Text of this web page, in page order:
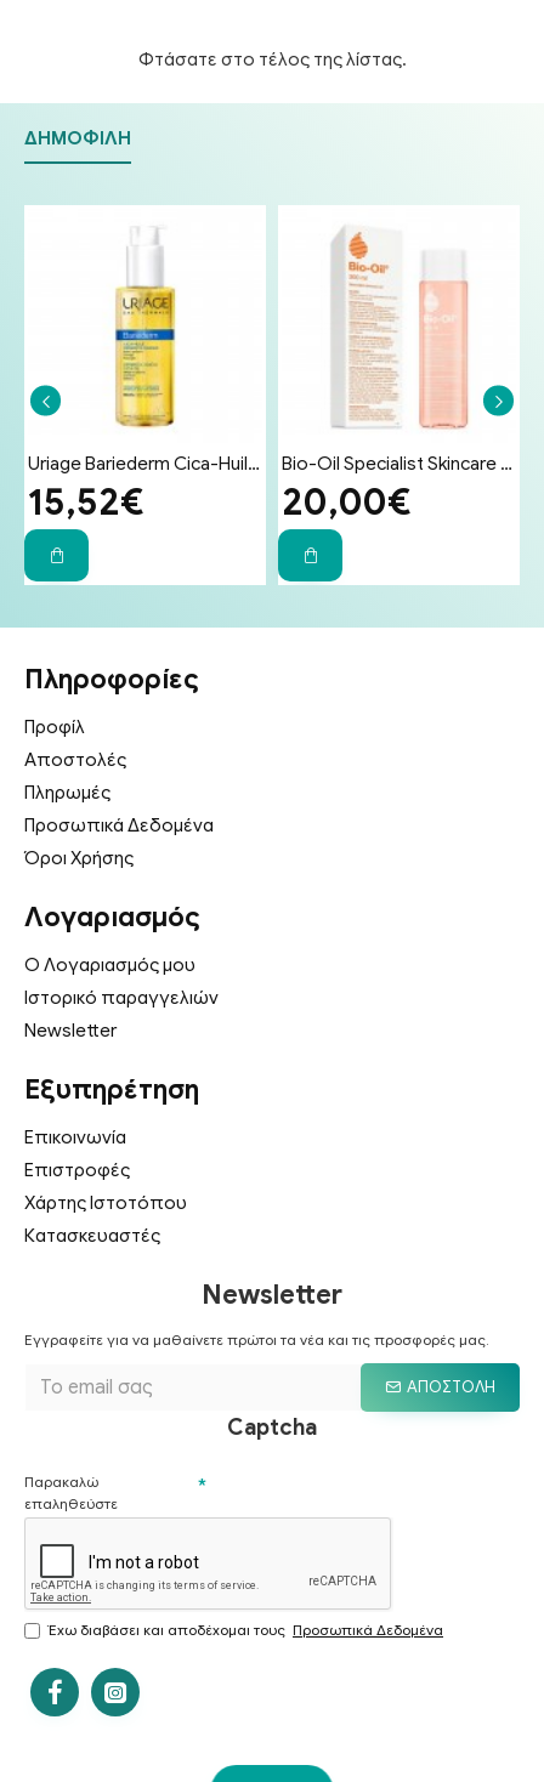
Φτάσατε στο τέλος της λίστας.
ΔΗΜΟΦΙΛΉ
10,30€ 9,50€
Πληροφορίες
Προφίλ
Αποστολές
Πληρωμές
Προσωπικά Δεδομένα
Όροι Χρήσης
Λογαριασμός
Ο Λογαριασμός μου
Ιστορικό παραγγελιών
Newsletter
Εξυπηρέτηση
Επικοινωνία
Επιστροφές
Χάρτης Ιστοτόπου
Κατασκευαστές
Newsletter
Εγγραφείτε για να μαθαίνετε πρώτοι τα νέα και τις προσφορές μας.
ΑΠΟΣΤΟΛΉ
Captcha
Παρακαλώ
επαληθεύστε
Έχω διαβάσει και αποδέχομαι τους Προσωπικά Δεδομένα